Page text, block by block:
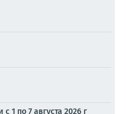
по 7 августа 2026 г